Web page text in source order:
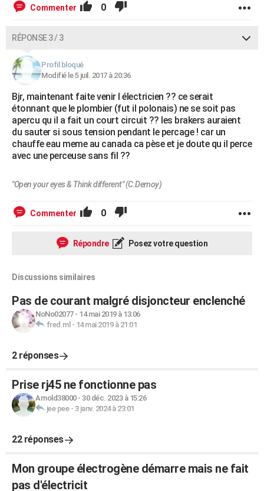
Commenter 0
RÉPONSE 3 / 3
Profil bloqué
Modifié le 5 juil. 2017 à 20:36
Bjr, maintenant faite venir l électricien ?? ce serait
étonnant que le plombier (fut il polonais) ne se soit pas
apercu qu il a fait un court circuit ?? les brakers auraient
du sauter si sous tension pendant le percage ! car un
chauffe eau meme au canada ca pèse et je doute qu il perce
avec une perceuse sans fil ??
"Open your eyes & Think different" (C.Demoy)
Commenter 0
Répondre Posez votre question
Discussions similaires
Pas de courant malgré disjoncteur enclenché
NoNo02077- 14 mai 2019 à 13:06
fred.ml - 14 mai 2019 à 21:01
2 réponses
Prise rj45 ne fonctionne pas
Arnold38000- 30 déc. 2023 à 15:26
jee pee- 3 janv. 2024 à 23:01
22 réponses
Mon groupe électrogène démarre mais ne fait
pas d'électricit